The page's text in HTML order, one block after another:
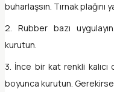
buharlaşsın. Tırnak plağını
2. Rubber bazı
kurutun.
3. İnce bir kat renkli kalıcı
boyunca kurutun. Gerekirse